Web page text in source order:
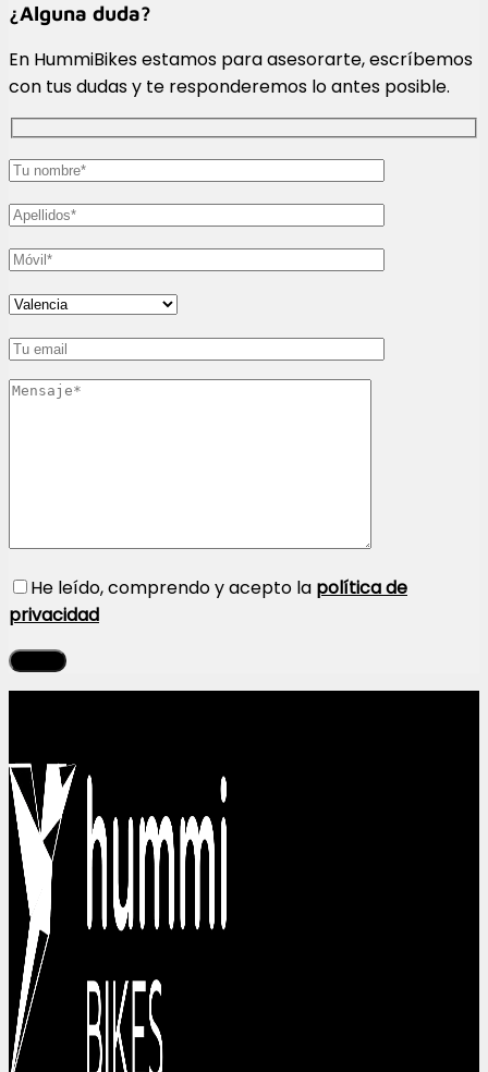
¿Alguna duda?
En HummiBikes estamos para asesorarte, escríbemos
con tus dudas y te responderemos lo antes posible.
He leído, comprendo y acepto la política de
privacidad